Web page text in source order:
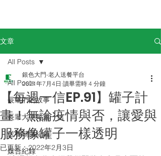
文章
All Posts
長輩們的故事
長輩大使每週一信
送餐關懷紀錄
媒合紀錄
All Posts
【每週一信EP.91】罐子計
畫！無論疫情與否，讓愛與
服務像罐子一樣透明
銀色大門-老人送餐平台
2021年7月4日 讀畢需時 4 分鐘
已更新：2022年2月3日